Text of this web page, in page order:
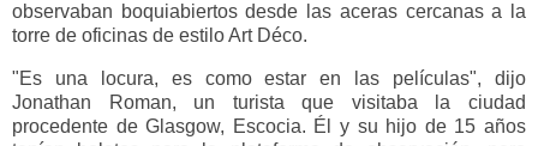
observaban boquiabiertos desde las aceras cercanas a la
torre de oficinas de estilo Art Déco.
"Es una locura, es como estar en las películas", dijo
Jonathan Roman, un turista que visitaba la ciudad
procedente de Glasgow, Escocia. Él y su hijo de 15 años